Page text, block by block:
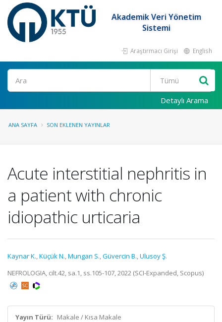
Akademik Veri Yönetim
Sistemi
Araştırmacı Girişi English
Ara
Detaylı Arama
ANA SAYFA SON EKLENEN YAYINLAR
Acute interstitial nephritis in
a patient with chronic
idiopathic urticaria
Kaynar K.,Küçük N.,Mungan S.,Güvercin B.,Ulusoy Ş.
NEFROLOGIA, cilt.42, sa.1, ss.105-107, 2022 (SCI-Expanded, Scopus)
Yayın Türü: Makale / Kısa Makale